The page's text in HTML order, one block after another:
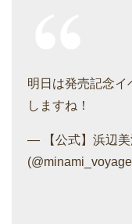
明日は発売記念イ
しますね！
— 【公式】浜辺美